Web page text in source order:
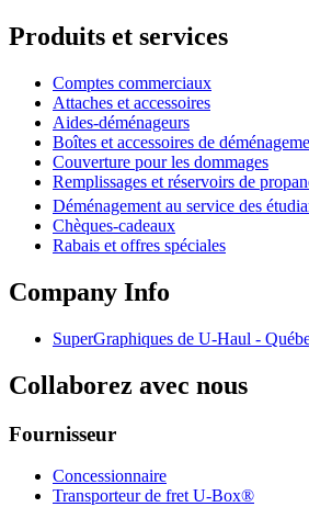
Produits et services
Comptes commerciaux
Attaches et accessoires
Aides-déménageurs
Boîtes et accessoires de
Couverture pour les dommages
Remplissages et réservoirs de
Déménagement au service des
Chèques-cadeaux
Rabais et offres spéciales
Company Info
SuperGraphiques de U-Haul -
Collaborez avec nous
Fournisseur
Concessionnaire
Transporteur de fret U-Box®